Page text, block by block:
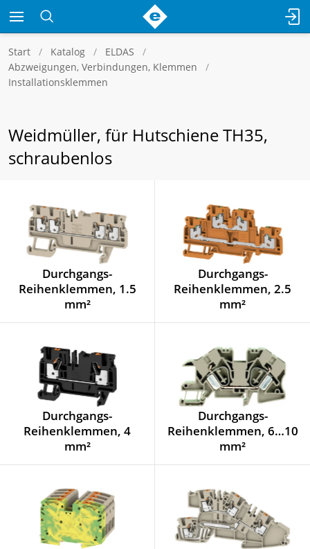
Start Katalog
ELDAS
Abzweigungen, Verbindungen, Klemmen
Installationsklemmen
Weidmüller, für Hutschiene TH35,
schraubenlos
Durchgangs-
Reihenklemmen, 1.5
mm²
Durchgangs-
Reihenklemmen, 2.5
mm²
Durchgangs-
Reihenklemmen, 4
mm²
Durchgangs-
Reihenklemmen, 6…10
mm²